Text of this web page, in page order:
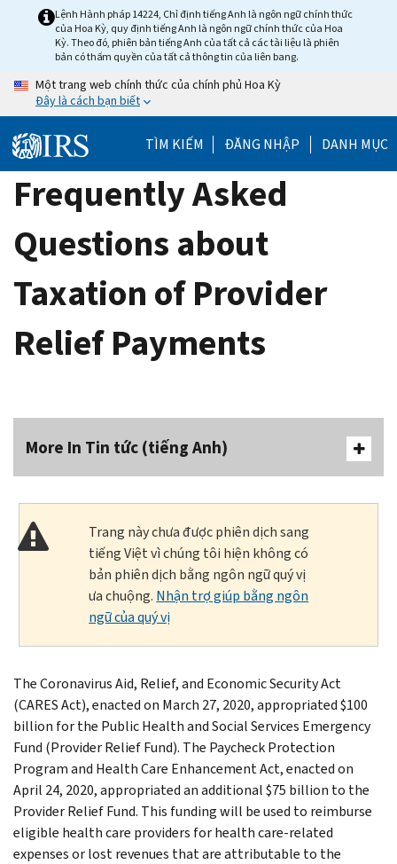
Lệnh Hành pháp 14224, Chỉ định tiếng Anh là ngôn ngữ chính thức
của Hoa Kỳ, quy định tiếng Anh là ngôn ngữ chính thức của Hoa
Kỳ. Theo đó, phiên bản tiếng Anh của tất cả các tài liệu là phiên
bản có thẩm quyền của tất cả thông tin của liên bang.
Một trang web chính thức của chính phủ Hoa Kỳ
Đây là cách bạn biết
TÌM KIẾM ĐĂNG NHẬP DANH MỤC
Frequently Asked
Questions about
Taxation of Provider
Relief Payments
More In Tin tức (tiếng Anh)
Trang này chưa được phiên dịch sang
tiếng Việt vì chúng tôi hiện không có
bản phiên dịch bằng ngôn ngữ quý vị
ưa chuộng. Nhận trợ giúp bằng ngôn
ngữ của quý vị
The Coronavirus Aid, Relief, and Economic Security Act
(CARES Act), enacted on March 27, 2020, appropriated $100
billion for the Public Health and Social Services Emergency
Fund (Provider Relief Fund). The Paycheck Protection
Program and Health Care Enhancement Act, enacted on
April 24, 2020, appropriated an additional $75 billion to the
Provider Relief Fund. This funding will be used to reimburse
eligible health care providers for health care-related
expenses or lost revenues that are attributable to the